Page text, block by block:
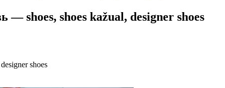
— shoes, shoes kažual, designer shoes
shoes